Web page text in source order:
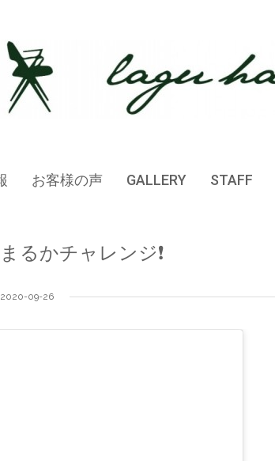
お客様の声 GALLERY STAFF
るかチャレンジ❗️
2020-09-26